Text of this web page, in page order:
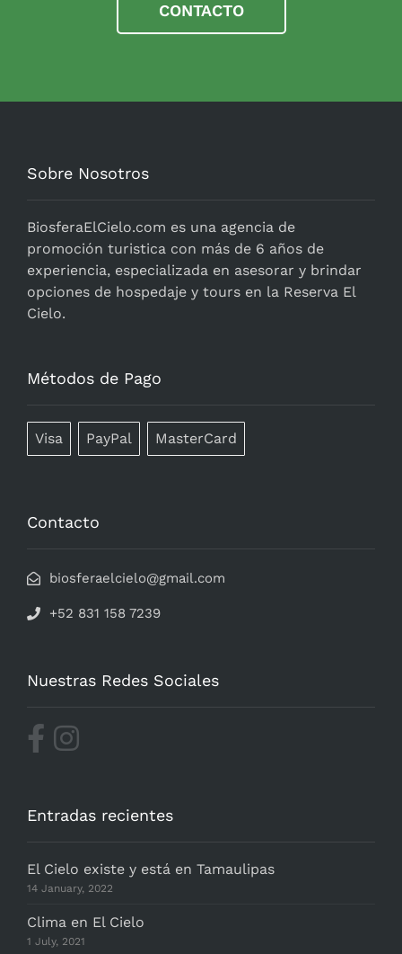
CONTACTO
Sobre Nosotros
BiosferaElCielo.com es una agencia de
promoción turistica con más de 6 años de
experiencia, especializada en asesorar y brindar
opciones de hospedaje y tours en la Reserva El
Cielo.
Métodos de Pago
Visa PayPal MasterCard
Contacto
biosferaelcielo@gmail.com
+52 831 158 7239
Nuestras Redes Sociales
Entradas recientes
El Cielo existe y está en Tamaulipas
14 January, 2022
Clima en El Cielo
1 July, 2021